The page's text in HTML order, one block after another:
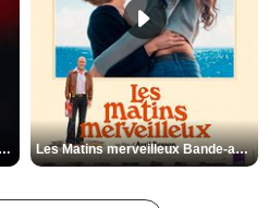
Les Silences de Riyad Bande-annonce VO STFR Les Matins merveilleux Bande-annonce VF